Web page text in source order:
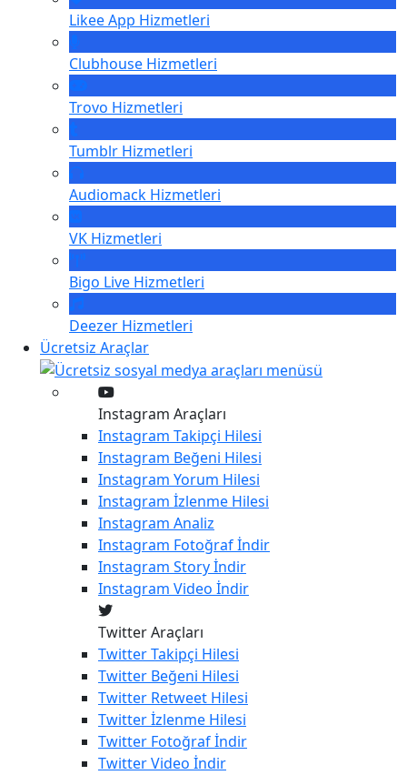
Likee App Hizmetleri
Clubhouse Hizmetleri
Trovo Hizmetleri
Tumblr Hizmetleri
Audiomack Hizmetleri
VK Hizmetleri
Bigo Live Hizmetleri
Deezer Hizmetleri
Ücretsiz Araçlar
Instagram Araçları
Instagram Takipçi Hilesi
Instagram Beğeni Hilesi
Instagram Yorum Hilesi
Instagram İzlenme Hilesi
Instagram Analiz
Instagram Fotoğraf İndir
Instagram Story İndir
Instagram Video İndir
Twitter Araçları
TwitterTakipçi Hilesi
Twitter Beğeni Hilesi
Twitter Retweet Hilesi
Twitterİzlenme Hilesi
Twitter Fotoğraf İndir
TwitterVideo İndir